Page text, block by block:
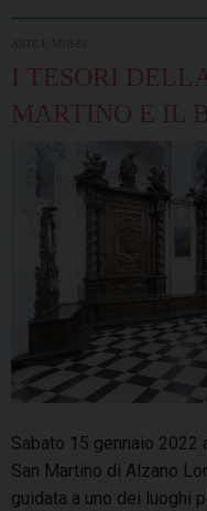
I TESORI
MARTINO E IL
Sabato 15 gennaio
San Martino di Alzano
guidata a uno dei luoghi